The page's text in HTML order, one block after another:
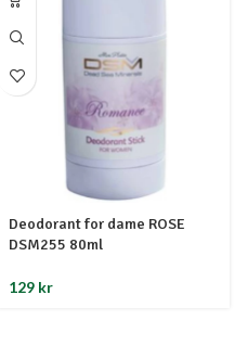
Deodorant for dame ROSE
DSM255 80ml
129 kr